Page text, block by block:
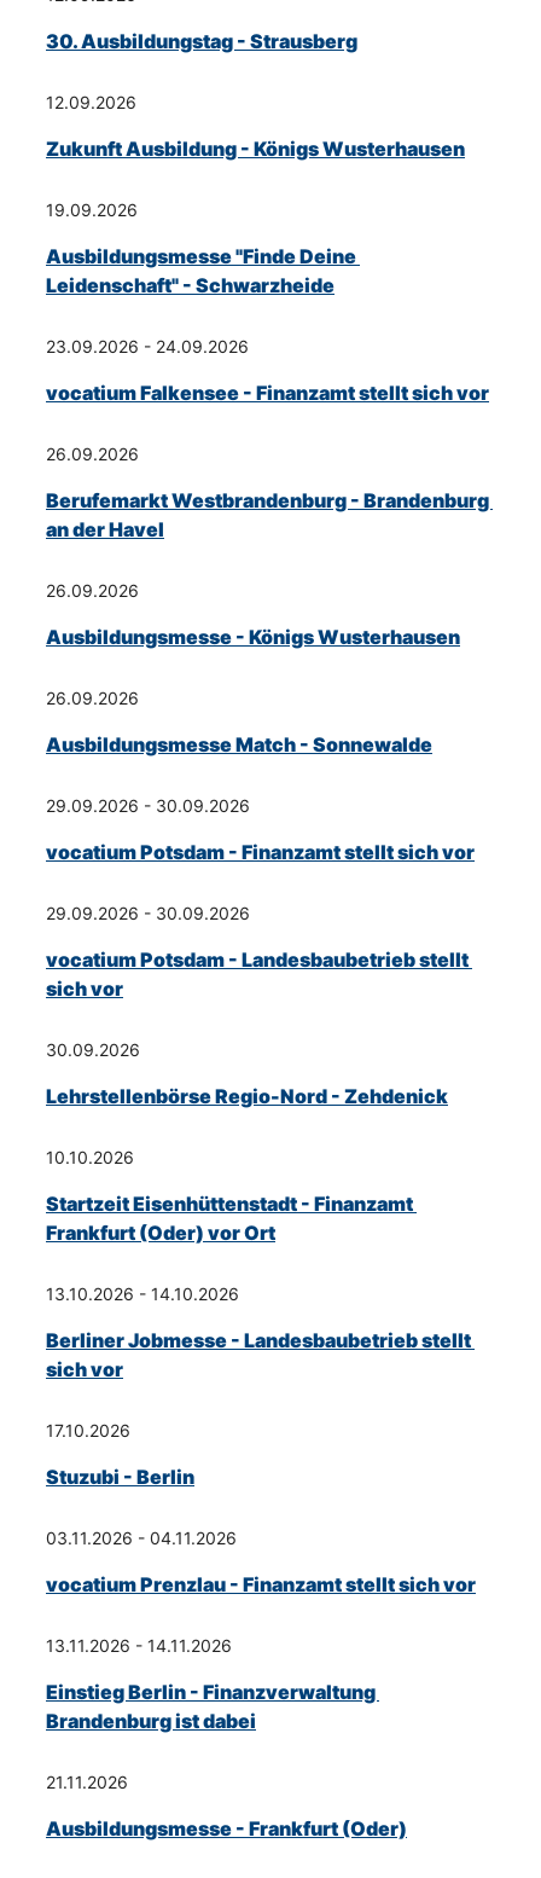
30. Ausbildungstag - Strausberg
12.09.2026
Zukunft Ausbildung - Königs Wusterhausen
19.09.2026
Ausbildungsmesse "Finde Deine
Leidenschaft" - Schwarzheide
23.09.2026 - 24.09.2026
vocatium Falkensee - Finanzamt stellt sich vor
26.09.2026
Berufemarkt Westbrandenburg - Brandenburg
an der Havel
26.09.2026
Ausbildungsmesse - Königs Wusterhausen
26.09.2026
Ausbildungsmesse Match - Sonnewalde
29.09.2026 - 30.09.2026
vocatium Potsdam - Finanzamt stellt sich vor
29.09.2026 - 30.09.2026
vocatium Potsdam - Landesbaubetrieb stellt
sich vor
30.09.2026
Lehrstellenbörse Regio-Nord - Zehdenick
10.10.2026
Startzeit Eisenhüttenstadt - Finanzamt
Frankfurt (Oder) vor Ort
13.10.2026 - 14.10.2026
Berliner Jobmesse - Landesbaubetrieb stellt
sich vor
17.10.2026
Stuzubi - Berlin
03.11.2026 - 04.11.2026
vocatium Prenzlau - Finanzamt stellt sich vor
13.11.2026 - 14.11.2026
Einstieg Berlin - Finanzverwaltung
Brandenburg ist dabei
21.11.2026
Ausbildungsmesse - Frankfurt (Oder)